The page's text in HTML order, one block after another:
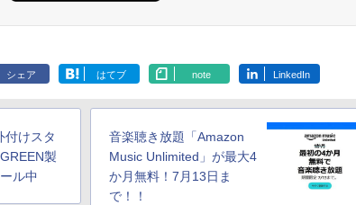
シェア はてブ note LinkedIn
付けスタ
製
ル中
音楽聴き放題「Amazon
Music Unlimited」が最大4
か月無料！7月13日ま
で！！